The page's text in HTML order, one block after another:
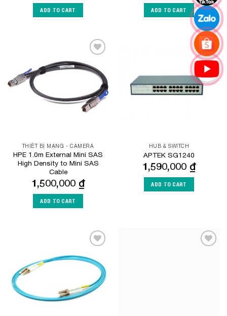
ADD TO CART ADD TO CART
Add to
Wishlist
THIẾT BỊ MẠNG - CAMERA
HPE 1.0m External Mini SAS
High Density to Mini SAS
Cable
1,500,000 ₫
ADD TO CART
Add to
Wishlist
HUB & SWITCH
APTEK SG1240
1,590,000 ₫
ADD TO CART
Wishlist